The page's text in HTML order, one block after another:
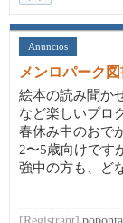
Anuncios
メンロパーク
絵本の読み聞か
など楽しいプロ
春休み中のおで
2〜5歳向けです
強中の方も、ど